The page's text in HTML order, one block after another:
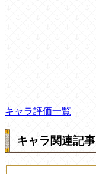
キャラ評価一覧
キャラ関連記事